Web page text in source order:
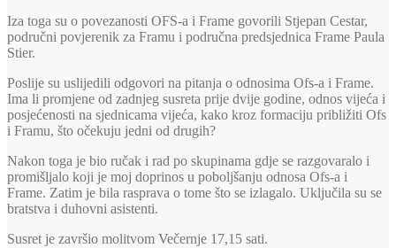
Iza toga su o povezanosti OFS-a i Frame govorili Stjepan Cestar,
područni povjerenik za Framu i područna predsjednica Frame Paula
Stier.
Poslije su uslijedili odgovori na pitanja o odnosima Ofs-a i Frame.
Ima li promjene od zadnjeg susreta prije dvije godine, odnos vijeća i
posjećenosti na sjednicama vijeća, kako kroz formaciju približiti Ofs
i Framu, što očekuju jedni od drugih?
Nakon toga je bio ručak i rad po skupinama gdje se razgovaralo i
promišljalo koji je moj doprinos u poboljšanju odnosa Ofs-a i
Frame. Zatim je bila rasprava o tome što se izlagalo. Uključila su se
bratstva i duhovni asistenti.
Susret je završio molitvom Večernje 17,15 sati.